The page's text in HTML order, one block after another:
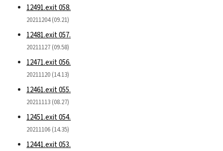
12491.exit 058.
20211204 (09.21)
12481.exit 057.
20211127 (09.58)
12471.exit 056.
20211120 (14.13)
12461.exit 055.
20211113 (08.27)
12451.exit 054.
20211106 (14.35)
12441.exit 053.